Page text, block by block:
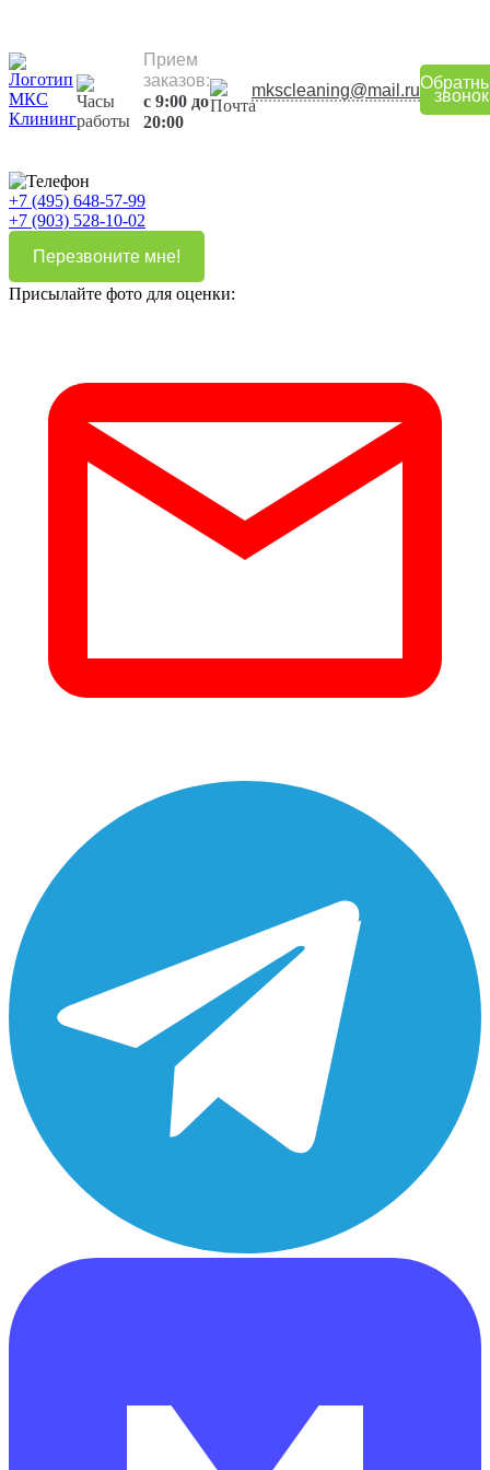
Прием
заказов:
с 9:00 до
20:00
mkscleaning@mail.ru звонок
+7 (495) 648-57-99
+7 (903) 528-10-02
Перезвоните мне!
Присылайте фото для оценки: